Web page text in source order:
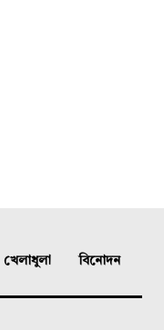
খেলাধুলা বিনোদন